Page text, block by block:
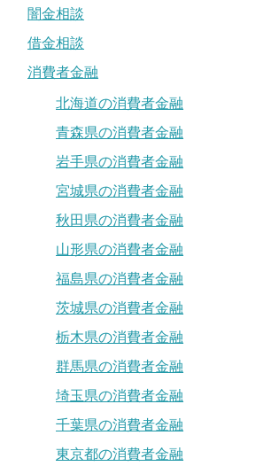
闇金相談
借金相談
消費者金融
北海道の消費者金融
青森県の消費者金融
岩手県の消費者金融
宮城県の消費者金融
秋田県の消費者金融
山形県の消費者金融
福島県の消費者金融
茨城県の消費者金融
栃木県の消費者金融
群馬県の消費者金融
埼玉県の消費者金融
千葉県の消費者金融
東京都の消費者金融